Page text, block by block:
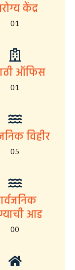
केंद्र
01
ऑफिस
01
विहीर
05
आड
00